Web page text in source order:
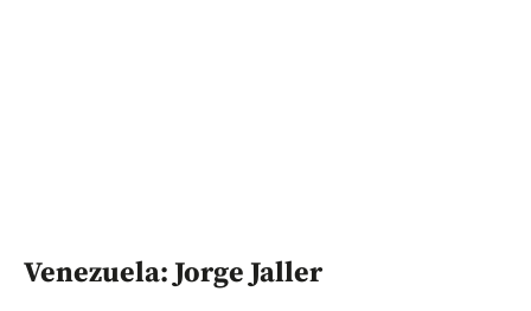
Venezuela: Jorge Jaller